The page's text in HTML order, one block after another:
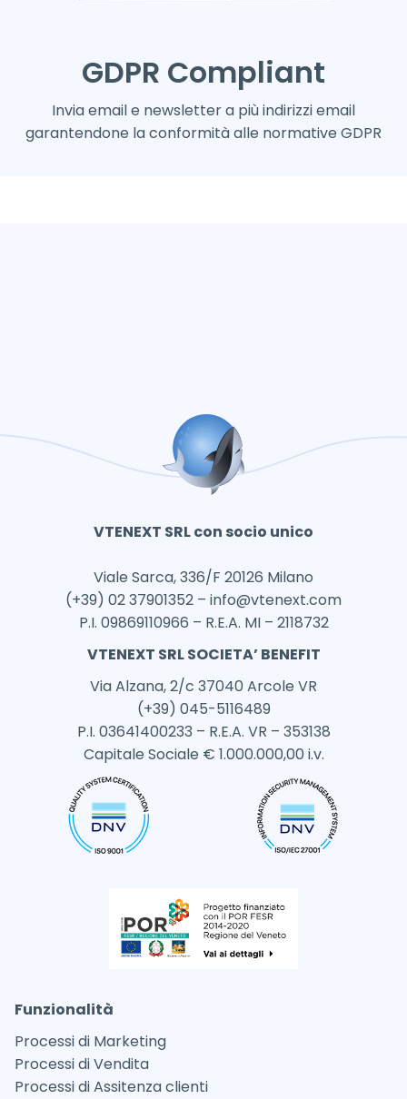
GDPR Compliant
Invia email e newsletter a più indirizzi email
garantendone la conformità alle normative GDPR
VTENEXT SRL con socio unico
Viale Sarca, 336/F 20126 Milano
(+39) 02 37901352 – info@vtenext.com
P.I. 09869110966 – R.E.A. MI – 2118732
VTENEXT SRL SOCIETA’ BENEFIT
Via Alzana, 2/c 37040 Arcole VR
(+39) 045-5116489
P.I. 03641400233 – R.E.A. VR – 353138
Capitale Sociale € 1.000.000,00 i.v.
Funzionalità
Processi di Marketing
Processi di Vendita
Processi di Assitenza clienti